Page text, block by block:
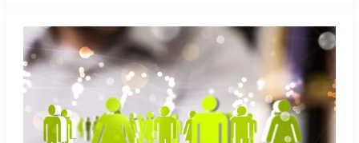
Krankenstand
senken
–
Wie
Führungskräfte
Einfluss